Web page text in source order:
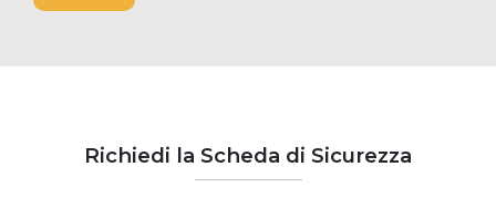
Richiedi la Scheda di Sicurezza